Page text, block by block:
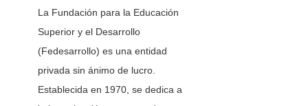
La Fundación para la Educación
Superior y el Desarrollo
(Fedesarrollo) es una entidad
privada sin ánimo de lucro.
Establecida en 1970, se dedica a